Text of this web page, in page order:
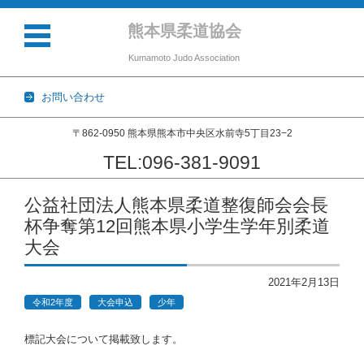
熊本県柔道協会
Kumamoto Judo Association
お問い合わせ
〒862-0950 熊本県熊本市中央区水前寺5丁目23−2
TEL:096-381-9091
コンテンツに移動
公益社団法人熊本県柔道整復師会会長
杯争奪第12回熊本県小学生学年別柔道
大会
2021年2月13日
令和2年度 大会申込 少年
標記大会について掲載致します。